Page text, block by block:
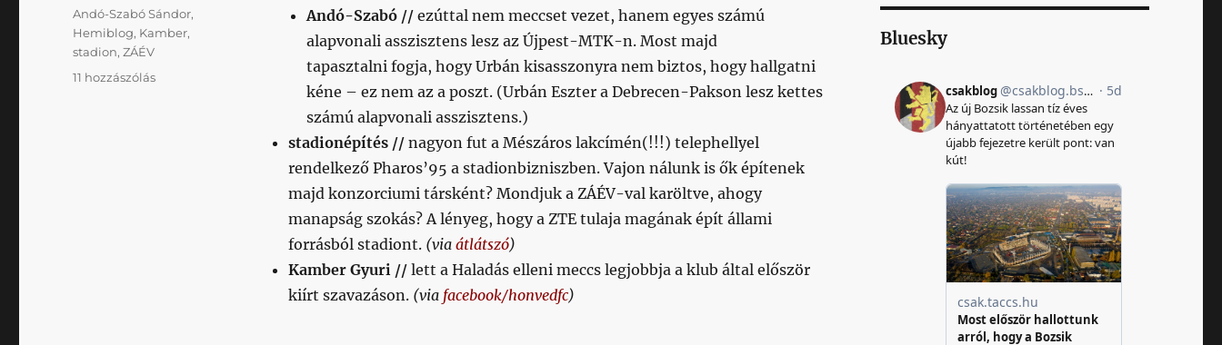
Andó-Szabó // ezúttal nem meccset vezet, hanem egyes számú
alapvonali asszisztens lesz az Újpest-MTK-n. Most majd
tapasztalni fogja, hogy Urbán kisasszonyra nem biztos, hogy hallgatni
kéne – ez nem az a poszt. (Urbán Eszter a Debrecen-Pakson lesz kettes
számú alapvonali asszisztens.)
stadionépítés //nagyon fut a Mészáros lakcímén(!!!) telephellyel
rendelkező Pharos’95 a stadionbizniszben. Vajon nálunk is ők építenek
majd konzorciumi társként? Mondjuk a ZÁÉV-val karöltve, ahogy
manapság szokás? A lényeg, hogy a ZTE tulaja magának épít állami
forrásból stadiont. (via átlátszó)
Kamber Gyuri // lett a Haladás elleni meccs legjobbja a klub által először
kiírt szavazáson.(via facebook/honvedfc)
Címke
Andó-Szabó Sándor,
Hemiblog, Kamber,
stadion,ZÁÉV
11 hozzászólásNapikispest
Bluesky